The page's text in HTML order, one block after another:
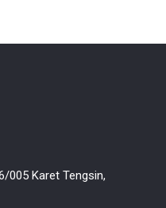
005 Karet Tengsin,